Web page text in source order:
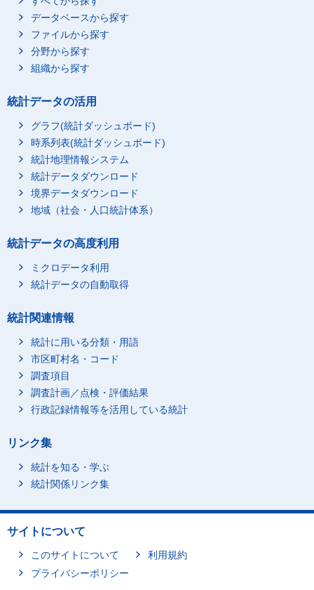
データベースから探す
ファイルから探す
分野から探す
組織から探す
統計データの活用
グラフ(統計ダッシュボード)
時系列表(統計ダッシュボード)
統計地理情報システム
統計データダウンロード
境界データダウンロード
地域（社会・人口統計体系）
統計データの高度利用
ミクロデータ利用
統計データの自動取得
統計関連情報
統計に用いる分類・用語
市区町村名・コード
調査項目
調査計画／点検・評価結果
行政記録情報等を活用している統計
リンク集
統計を知る・学ぶ
統計関係リンク集
サイトについて
このサイトについて
利用規約
プライバシーポリシー